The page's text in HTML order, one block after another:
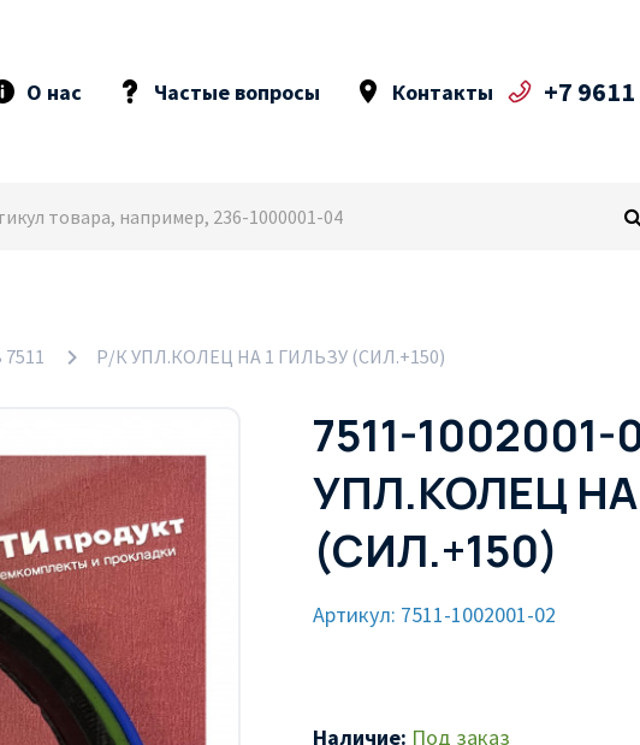
О нас Частые вопросы Контакты +7
Р/К УПЛ.КОЛЕЦ НА 1 ГИЛЬЗУ (СИЛ.+150)
7511-
УПЛ.КОЛЕЦ НА
(СИЛ.+150)
Артикул: 7511-1002001-02
Наличие: Под заказ